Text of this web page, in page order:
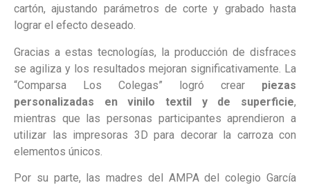
cartón, ajustando parámetros de corte y grabado hasta
lograr el efecto deseado.
Gracias a estas tecnologías, la producción de disfraces
se agiliza y los resultados mejoran significativamente. La
“Comparsa Los Colegas” logró crear piezas
personalizadas en vinilo textil y de superficie,
mientras que las personas participantes aprendieron a
utilizar las impresoras 3D para decorar la carroza con
elementos únicos.
Por su parte, las madres del AMPA del colegio García